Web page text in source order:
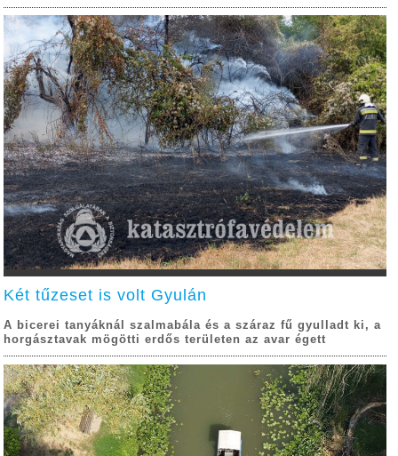
Két tűzeset is volt Gyulán
A bicerei tanyáknál szalmabála és a száraz fű gyulladt ki, a
horgásztavak mögötti erdős területen az avar égett